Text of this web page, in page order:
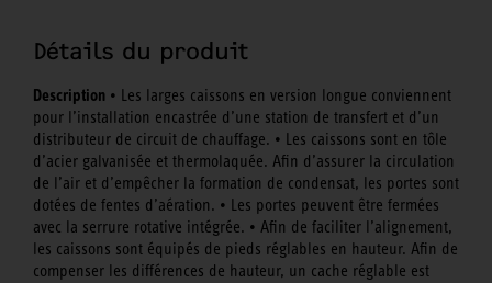
Détails du produit
Description • Les larges caissons en version longue conviennent
pour l’installation encastrée d’une station de transfert et d’un
distributeur de circuit de chauffage. • Les caissons sont en tôle
d’acier galvanisée et thermolaquée. Afin d’assurer la circulation
de l’air et d’empêcher la formation de condensat, les portes sont
dotées de fentes d’aération. • Les portes peuvent être fermées
avec la serrure rotative intégrée. • Afin de faciliter l’alignement,
les caissons sont équipés de pieds réglables en hauteur. Afin de
compenser les différences de hauteur, un cache réglable est